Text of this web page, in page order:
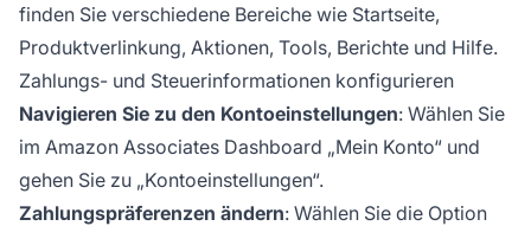
finden Sie verschiedene Bereiche wie Startseite,
Produktverlinkung, Aktionen, Tools, Berichte und Hilfe.
Zahlungs- und Steuerinformationen konfigurieren
Navigieren Sie zu den Kontoeinstellungen: Wählen Sie
im Amazon Associates Dashboard „Mein Konto“ und
gehen Sie zu „Kontoeinstellungen“.
Zahlungspräferenzen ändern: Wählen Sie die Option